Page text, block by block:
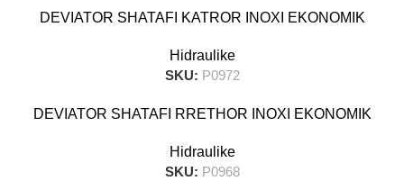
DEVIATOR SHATAFI KATROR INOXI EKONOMIK
Hidraulike
SKU: P0972
DEVIATOR SHATAFI RRETHOR INOXI EKONOMIK
Hidraulike
SKU: P0968